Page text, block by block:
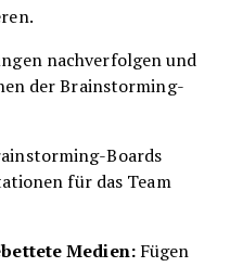
nachverfolgen und
der Brainstorming-
Boards
für das Team
Medien:Fügen